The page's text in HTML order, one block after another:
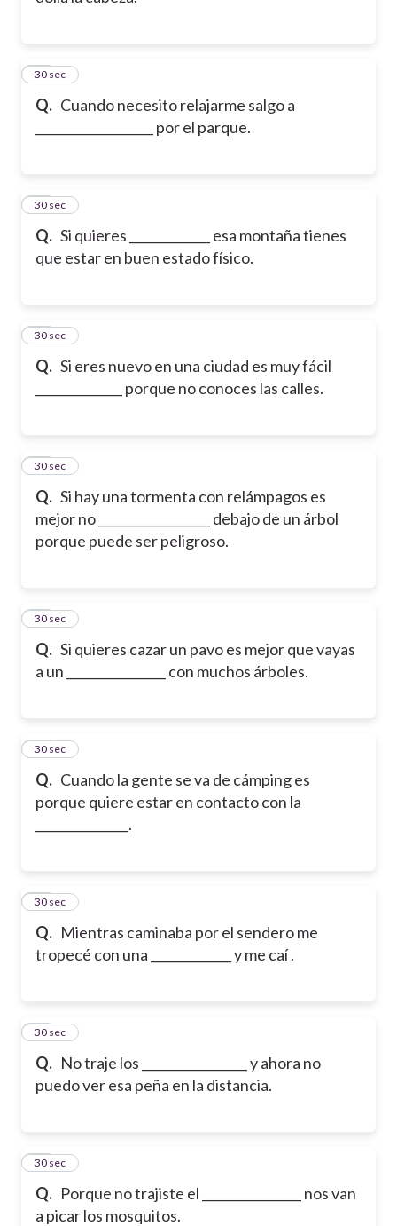
Q. Cuando necesito relajarme salgo a
___________________ por el parque.
11
30 sec
Q. Si quieres _____________ esa montaña tienes
que estar en buen estado físico.
12
30 sec
Q. Si eres nuevo en una ciudad es muy fácil
______________ porque no conoces las calles.
13
30 sec
Q. Si hay una tormenta con relámpagos es
mejor no __________________ debajo de un árbol
porque puede ser peligroso.
14
30 sec
Q. Si quieres cazar un pavo es mejor que vayas
a un ________________ con muchos árboles.
15
30 sec
Q. Cuando la gente se va de cámping es
porque quiere estar en contacto con la
_______________.
16
30 sec
Q. Mientras caminaba por el sendero me
tropecé con una _____________ y me caí .
17
30 sec
Q. No traje los _________________ y ahora no
puedo ver esa peña en la distancia.
18
30 sec
Q. Porque no trajiste el ________________ nos van
a picar los mosquitos.
19
30 sec